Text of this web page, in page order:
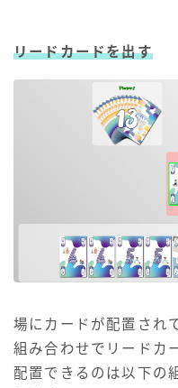
リードカードを出す
場にカードが配置され
組み合わせでリードカ
配置できるのは以下の